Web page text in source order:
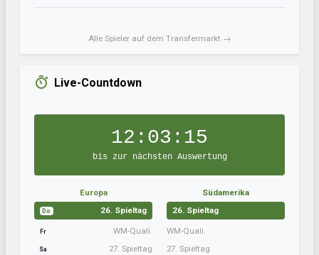
Alle Spieler auf dem Transfermarkt →
Live-Countdown
12:03:15
bis zur nächsten Auswertung
Europa
Do 26. Spieltag
Fr WM-Quali.
Sa 27. Spieltag
Südamerika
26. Spieltag
WM-Quali.
27. Spieltag